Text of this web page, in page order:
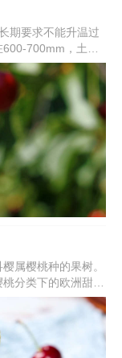
期要求不能升温过
700mm，土壤
2800，种植在阳面
30-45°的欧、亚、
、青岛、大连等
属樱桃种的果树。
分类下的欧洲甜樱
等美洲国家，目前我
已经规模引种车厘子
厘子在5-6月份成